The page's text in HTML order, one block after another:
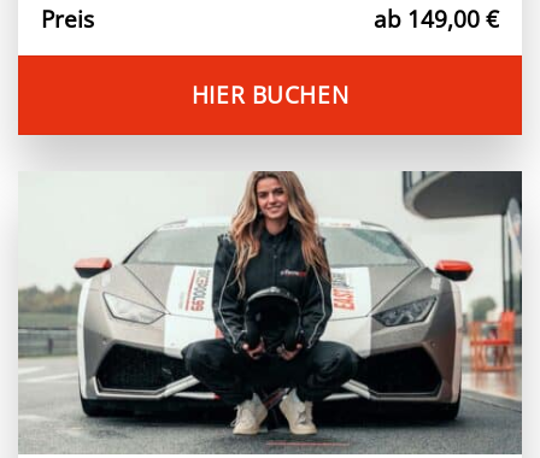
Preis ab 149,00 €
HIER BUCHEN